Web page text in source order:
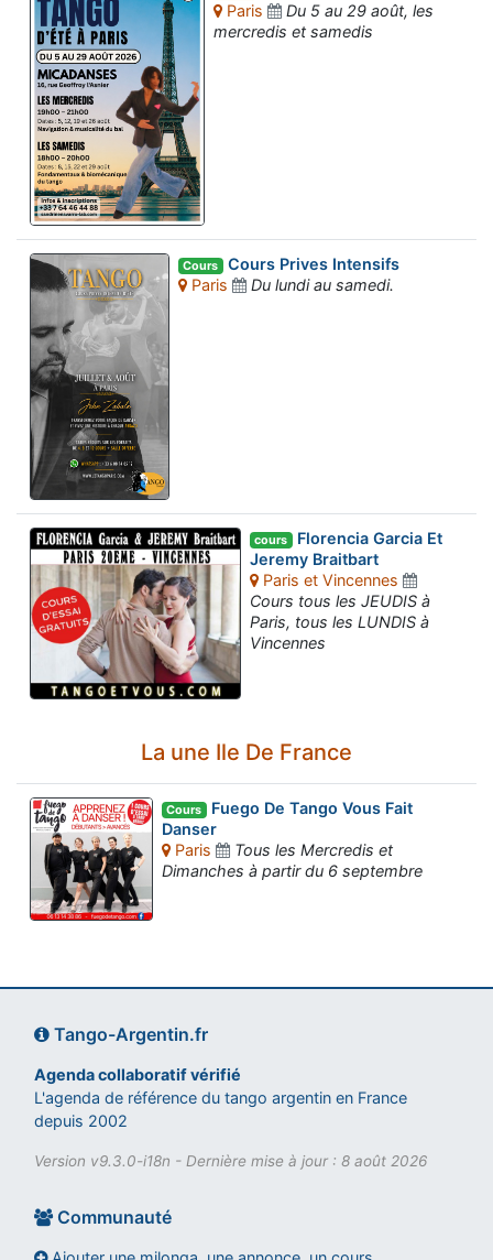
Paris
Du 5 au 29 août, les
mercredis et samedis
Cours Cours Prives Intensifs
Paris
Du lundi au samedi.
cours Florencia Garcia Et
Jeremy Braitbart
Paris et Vincennes
Cours tous les JEUDIS à
Paris, tous les LUNDIS à
Vincennes
La une Ile De France
Cours Fuego De Tango Vous Fait
Danser
Paris
Tous les Mercredis et
Dimanches à partir du 6 septembre
Tango-Argentin.fr
Agenda collaboratif vérifié
L'agenda de référence du tango argentin en France
depuis 2002
Version v9.3.0-i18n - Dernière mise à jour : 8 août 2026
Communauté